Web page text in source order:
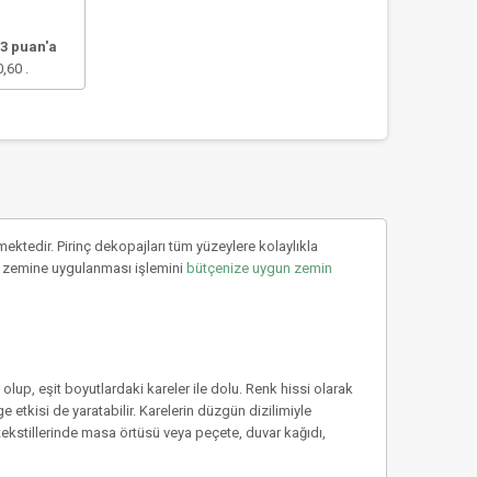
3 puan'a
Pirinç dekopajları tüm yüzeylere kolaylıkla
zemine uygulanması işlemini bütçenize uygun zemin
eşit boyutlardaki kareler ile dolu. Renk hissi olarak
etkisi de yaratabilir. Karelerin düzgün dizilimiyle
masa örtüsü veya peçete, duvar kağıdı,